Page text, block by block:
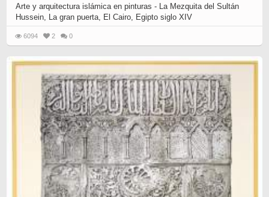
Arte y arquitectura islámica en pinturas - La Mezquita del Sultán
Hussein, La gran puerta, El Cairo, Egipto siglo XIV
6094 2 0